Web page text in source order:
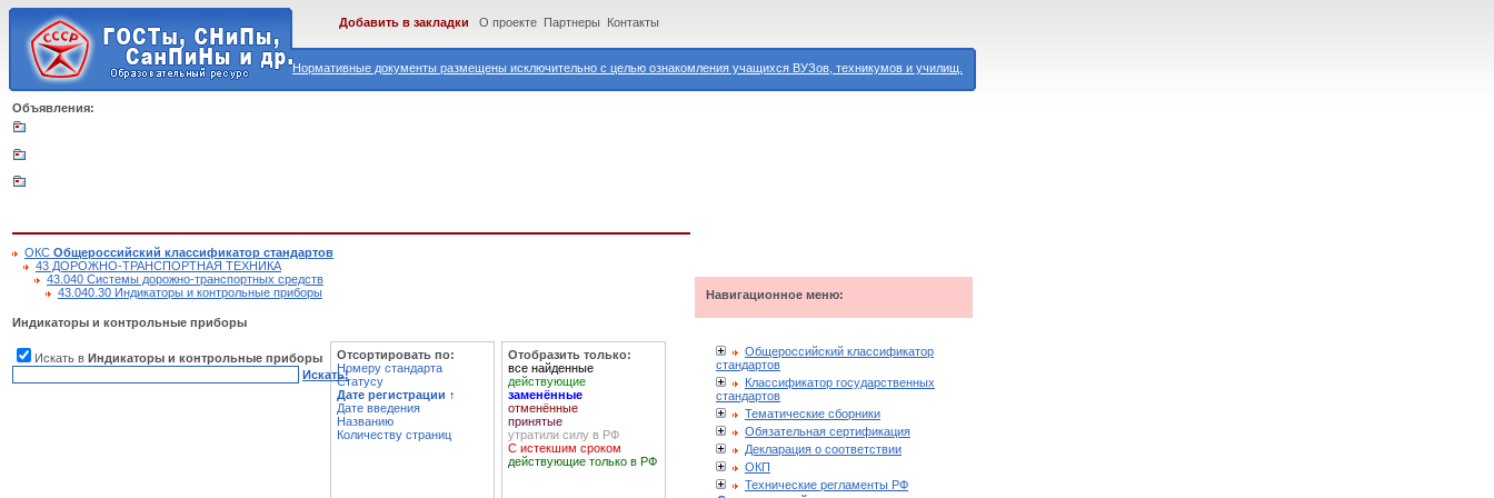
Нормативные документы размещены исключительно с целью ознакомления учащихся ВУЗов, техникумов и училищ.
Добавить в закладки О проекте Партнеры Контакты
Объявления:
ОКС Общероссийский классификатор стандартов
43 ДОРОЖНО-ТРАНСПОРТНАЯ ТЕХНИКА
43.040 Системы дорожно-транспортных средств
43.040.30 Индикаторы и контрольные приборы
Индикаторы и контрольные приборы
Искать в Индикаторы и контрольные приборы
Искать!
Отсортировать по:
Номеру стандарта
Статусу
Дате регистрации ↑
Дате введения
Названию
Количеству страниц
Отобразить только:
все найденные
действующие
заменённые
отменённые
принятые
утратили силу в РФ
С истекшим сроком
действующие только в РФ
Навигационное меню:
Общероссийский классификатор
стандартов
Классификатор государственных
стандартов
Тематические сборники
Обязательная сертификация
Декларация о соответствии
ОКП
Технические регламенты РФ